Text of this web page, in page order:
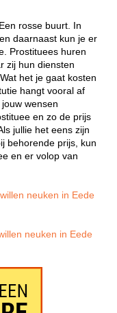
rosse buurt. In
daarnaast kun je er
Prostituees huren
zij hun diensten
het je gaat kosten
hangt vooral af
wensen
en zo de prijs
jullie het eens zijn
behorende prijs, kun
en er volop van
neuken in Eede
neuken in Eede